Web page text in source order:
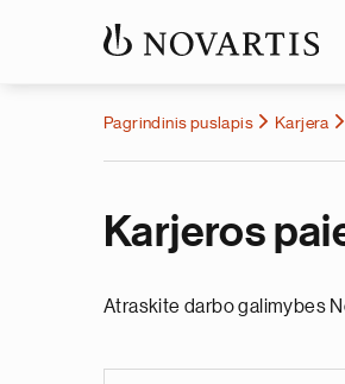
Pagrindinis puslapis Karjera
Karjeros
Atraskite darbo galimybes